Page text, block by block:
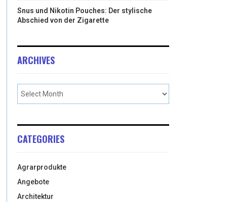
Snus und Nikotin Pouches: Der stylische
Abschied von der Zigarette
ARCHIVES
CATEGORIES
Agrarprodukte
Angebote
Architektur